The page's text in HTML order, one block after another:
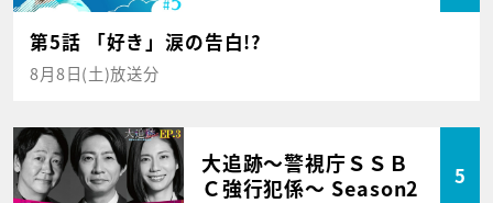
第5話 「好き」涙の告白!?
8月8日(土)放送分
大追跡～警視庁ＳＳＢ
Ｃ強行犯係～ Season2
5